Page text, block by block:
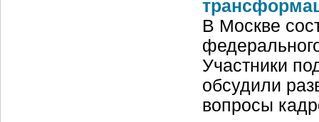
В Москве
Участники
обсудили
вопросы